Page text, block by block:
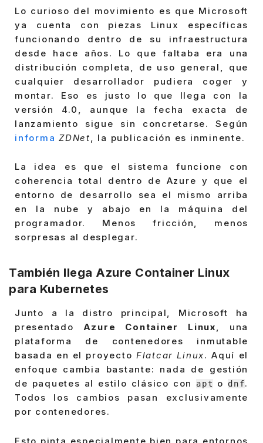
Lo curioso del movimiento es que Microsoft
ya cuenta con piezas Linux específicas
funcionando dentro de su infraestructura
desde hace años. Lo que faltaba era una
distribución completa, de uso general, que
cualquier desarrollador pudiera coger y
montar. Eso es justo lo que llega con la
versión 4.0, aunque la fecha exacta de
lanzamiento sigue sin concretarse. Según
informa ZDNet, la publicación es inminente.
La idea es que el sistema funcione con
coherencia total dentro de Azure y que el
entorno de desarrollo sea el mismo arriba
en la nube y abajo en la máquina del
programador. Menos fricción, menos
sorpresas al desplegar.
También llega Azure Container Linux
para Kubernetes
Junto a la distro principal, Microsoft ha
presentado Azure Container Linux, una
plataforma de contenedores inmutable
basada en el proyecto Flatcar Linux. Aquí el
enfoque cambia bastante: nada de gestión
de paquetes al estilo clásico con
apt o dnf.
Todos los cambios pasan exclusivamente
por contenedores.
Esto pinta especialmente bien para entornos